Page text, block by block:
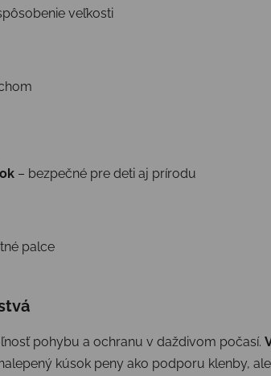
veľkosti
– bezpečné pre deti aj prírodu
palce
pohybu a ochranu v daždivom počasí.
kúsok peny ako podporu klenby,